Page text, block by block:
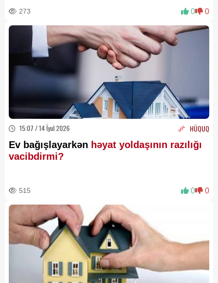
273 0 0
15:07 / 14 İyul 2026 HÜQUQ
Ev bağışlayarkən həyat yoldaşının razılığı
vacibdirmi?
515 0 0